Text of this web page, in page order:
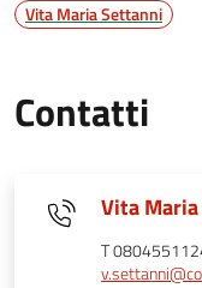
Vita Maria Settanni
Contatti
Vita
T